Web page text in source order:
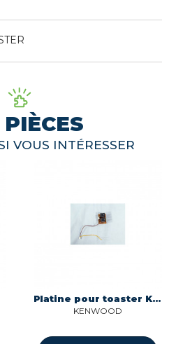
PIÈCES
VOUS INTÉRESSER
Platine pour toaster Kenwood KW710443
KENWOOD